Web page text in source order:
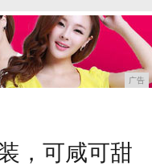
广告
，可咸可甜